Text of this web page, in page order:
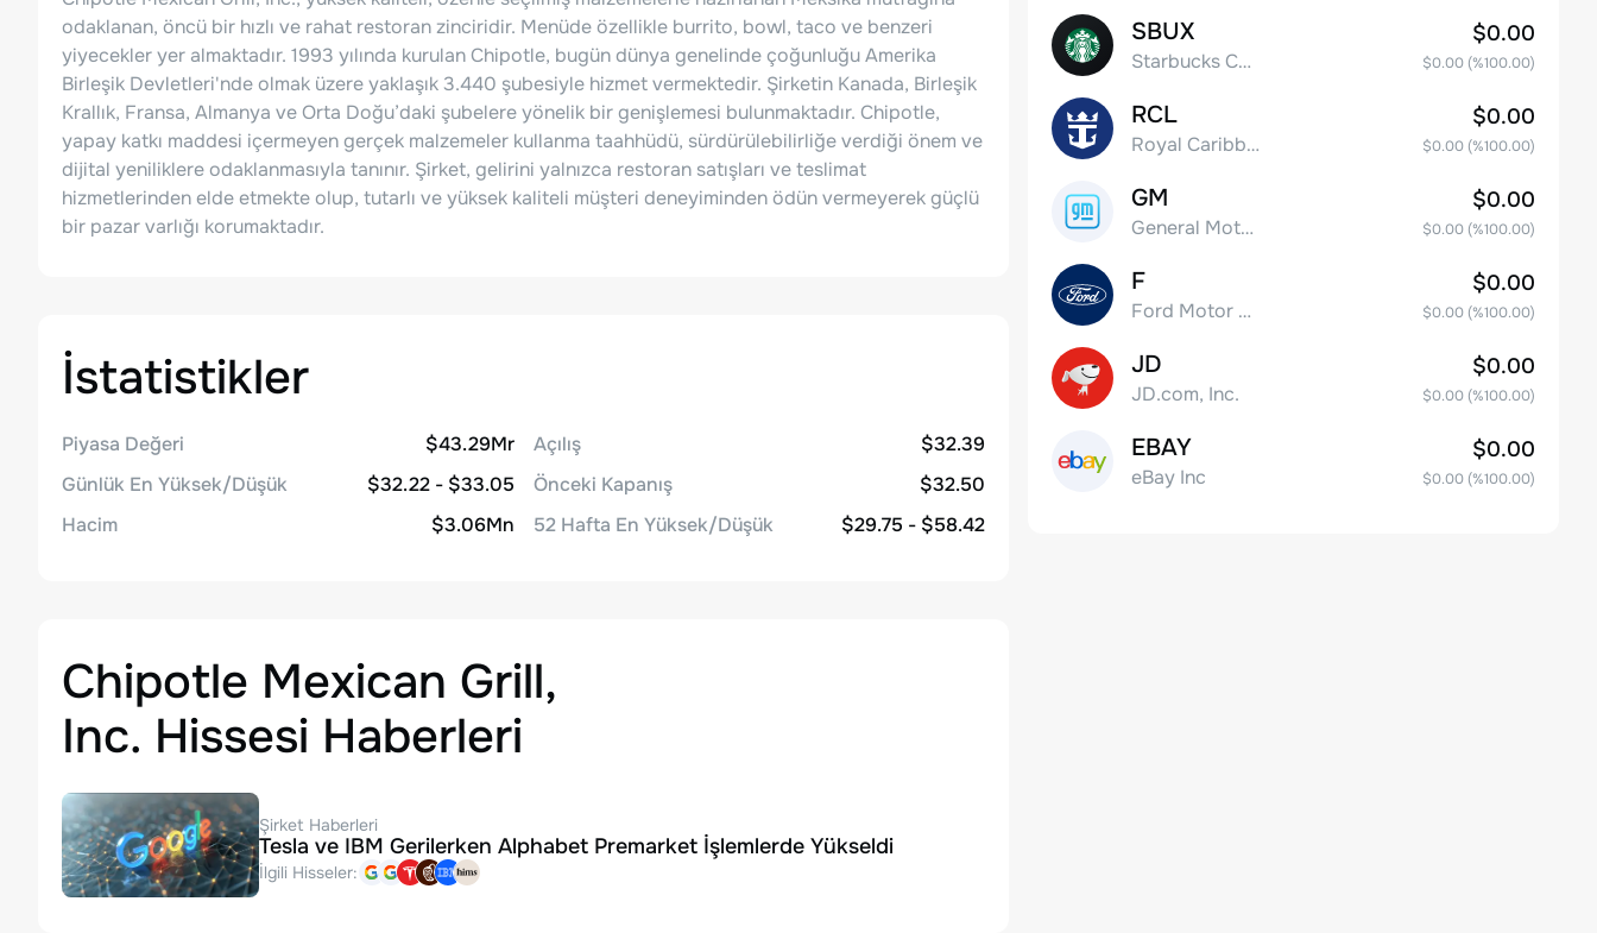
odaklanan, öncü bir hızlı ve rahat restoran zinciridir. Menüde özellikle burrito, bowl, taco ve benzeri
yiyecekler yer almaktadır. 1993 yılında kurulan Chipotle, bugün dünya genelinde çoğunluğu Amerika
Birleşik Devletleri'nde olmak üzere yaklaşık 3.440 şubesiyle hizmet vermektedir. Şirketin Kanada, Birleşik
Krallık, Fransa, Almanya ve Orta Doğu’daki şubelere yönelik bir genişlemesi bulunmaktadır. Chipotle,
yapay katkı maddesi içermeyen gerçek malzemeler kullanma taahhüdü, sürdürülebilirliğe verdiği önem ve
dijital yeniliklere odaklanmasıyla tanınır. Şirket, gelirini yalnızca restoran satışları ve teslimat
hizmetlerinden elde etmekte olup, tutarlı ve yüksek kaliteli müşteri deneyiminden ödün vermeyerek güçlü
bir pazar varlığı korumaktadır.
İstatistikler
Piyasa Değeri
$43.29Mr
Günlük En Yüksek/Düşük
$32.22 - $33.05
Hacim
$3.06Mn
Açılış
$32.39
Önceki Kapanış
$32.50
52 Hafta En Yüksek/Düşük
$29.75 - $58.42
Chipotle Mexican Grill,
Inc. Hissesi Haberleri
Şirket Haberleri
Tesla ve IBM Gerilerken Alphabet Premarket İşlemlerde Yükseldi
İlgili Hisseler:
SBUX
Starbucks Corp
$0.00
$0.00(%100.00)
RCL
Royal Caribbean Group
$0.00
$0.00(%100.00)
GM
General Motors Company
$0.00
$0.00(%100.00)
F
Ford Motor Company
$0.00
$0.00(%100.00)
JD
JD.com, Inc.
$0.00
$0.00(%100.00)
EBAY
eBay Inc
$0.00
$0.00(%100.00)